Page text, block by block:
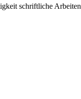
schriftliche Arbeiten